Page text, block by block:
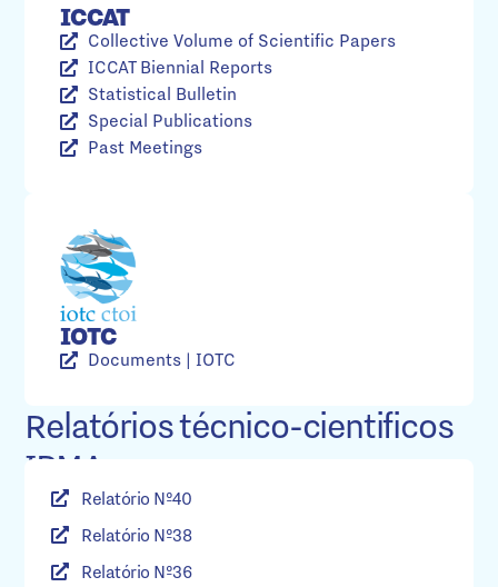
ICCAT
Collective Volume of Scientific Papers
ICCAT Biennial Reports
Statistical Bulletin
Special Publications
Past Meetings
IOTC
Documents | IOTC
Relatórios técnico-cientificos
IPMA
Relatório Nº40
Relatório Nº38
Relatório Nº36